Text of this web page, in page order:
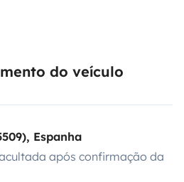
do veículo
Espanha
após confirmação da